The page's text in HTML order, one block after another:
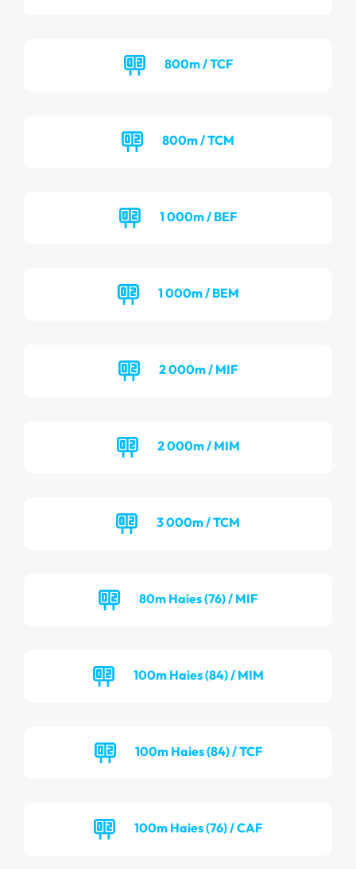
800m / TCF
800m / TCM
1 000m / BEF
1 000m / BEM
2 000m / MIF
2 000m / MIM
3 000m / TCM
80m Haies (76) / MIF
100m Haies (84) / MIM
100m Haies (84) / TCF
100m Haies (76) / CAF